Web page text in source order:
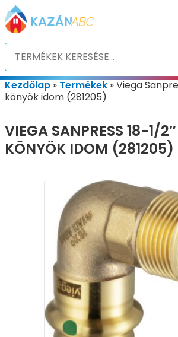
Kezdőlap » Termékek »Viega
könyök idom (281205)
VIEGA SANPRESS 18-1/
KÖNYÖK IDOM (281205)